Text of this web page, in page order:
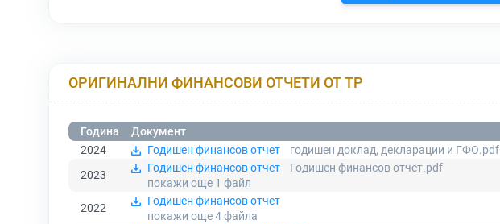
ОРИГИНАЛНИ ФИНАНСОВИ ОТЧЕТИ ОТ ТР
Година
Документ
2024
Годишен финансов отчет
годишен доклад, декларации и ГФО.pdf
2023
Годишен финансов отчет
Годишен финансов отчет.pdf
покажи още 1 файл
2022
Годишен финансов отчет
покажи още 4файла